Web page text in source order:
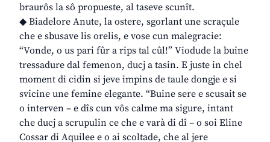
braurôs la sô propueste, al taseve scunît.
◆ Biadelore Anute, la ostere, sgorlant une scraçule
che e sbusave lis orelis, e vose cun malegracie:
“Vonde, o us pari fûr a rips tal cûl!” Viodude la buine
tressadure dal femenon, ducj a tasin. E juste in chel
moment di cidin si jeve impins de taule dongje e si
svicine une femine elegante. “Buine sere e scusait se
o interven – e dîs cun vôs calme ma sigure, intant
che ducj a scrupulin ce che e varà di dî – o soi Eline
Cossar di Aquilee e o ai scoltade, che al jere